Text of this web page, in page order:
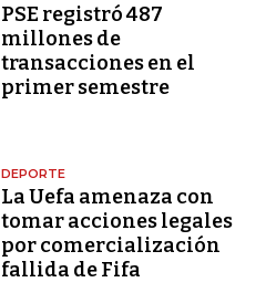
PSE registró 487
millones de
transacciones en el
primer semestre
DEPORTE
La Uefa amenaza con
tomar acciones legales
por comercialización
fallida de Fifa